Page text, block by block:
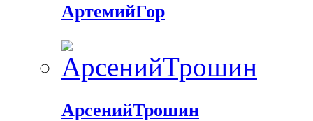
АртемийГор
АрсенийТрошин